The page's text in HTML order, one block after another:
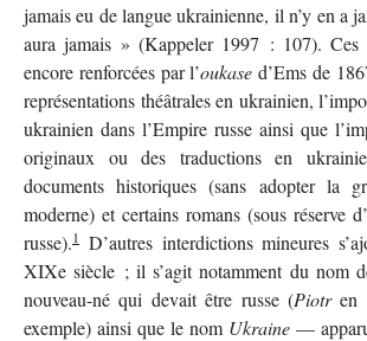
jamais eu de langue ukrainienne, il n’y en a
aura jamais » (Kappeler 1997 : 107). Ces
encore renforcées par l’oukase d’Ems de
représentations théâtrales en ukrainien,
ukrainien dans l’Empire russe ainsi que
originaux ou des traductions en
documents historiques (sans adopter la
moderne) et certains romans (sous réserve
russe).1
D’autres interdictions mineures
XIXe siècle ; il s’agit notamment du nom
nouveau-né qui devait être russe (Piotren
exemple) ainsi que le nom Ukraine —